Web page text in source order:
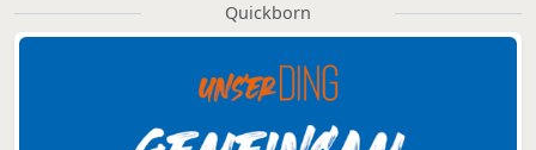
Quickborn